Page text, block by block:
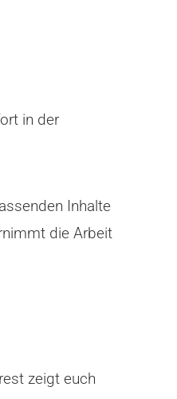
in der
Inhalte
die Arbeit
zeigt euch